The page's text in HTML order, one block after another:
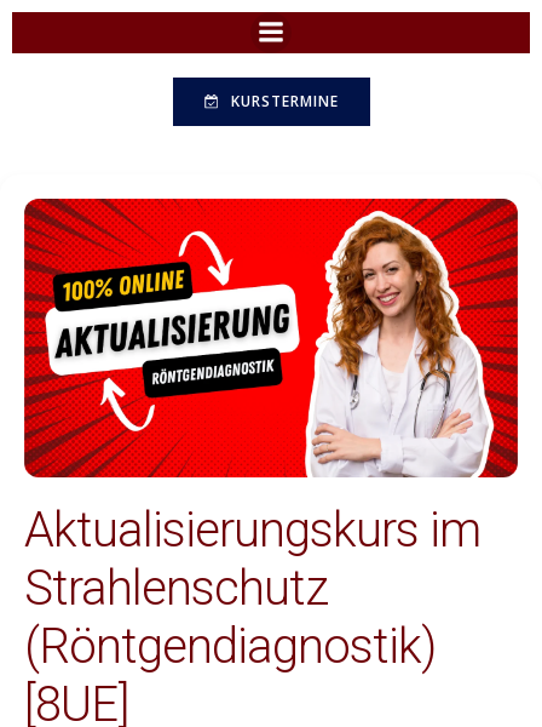
Zum
Inhalt
KURSTERMINE
Aktualisierungskurs im
Strahlenschutz
(Röntgendiagnostik)
[8UE]